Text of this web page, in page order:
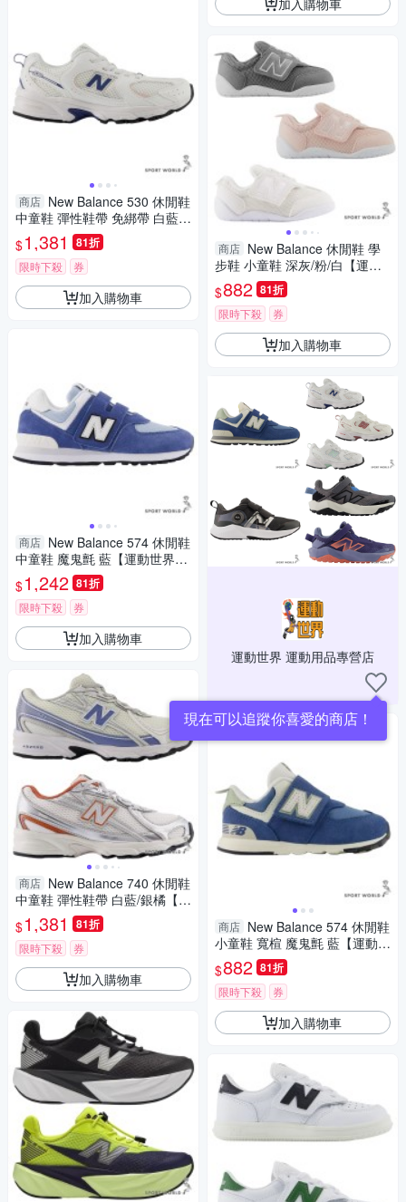
商店 New Balance 530 休閒鞋
中童鞋 彈性鞋帶 免綁帶 白藍
【運動世界】P5303WR-W
$1,381 81折
限時下殺 券
加入購物車
商店 New Balance 574 休閒鞋
中童鞋 魔鬼氈 藍【運動世界】
P5742I6-W
$1,242 81折
限時下殺 券
加入購物車
商店 New Balance 740 休閒鞋
中童鞋 彈性鞋帶 白藍/銀橘【運
動世界】P7406V1-W/P74032
G-W
$1,381 81折
限時下殺 券
加入購物車
商店 New Balance 休閒鞋 學
步鞋 小童鞋 深灰/粉/白【運動
世界】NW1STGR-W/NW1STP
K-W/NW1STWR-W
$882 81折
限時下殺 券
加入購物車
運動世界 運動用品專營店
現在可以追蹤你喜愛的商店！
商店 New Balance 574 休閒鞋
小童鞋 寬楦 魔鬼氈 藍【運動世
界】NW574BLE-W
$882 81折
限時下殺 券
加入購物車